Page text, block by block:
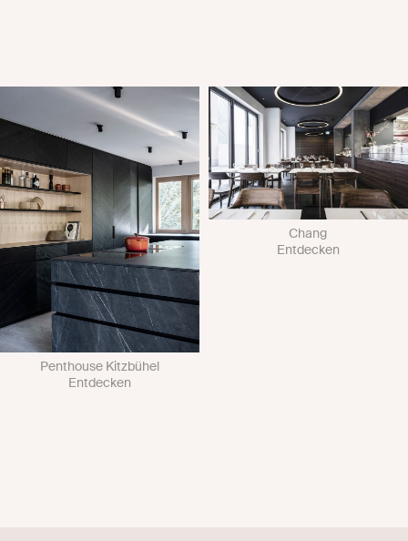
Penthouse Kitzbühel
Entdecken
Chang
Entdecken